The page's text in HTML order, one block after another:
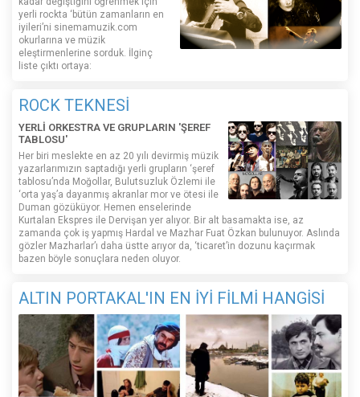
yerli rockta ‘bütün zamanların en
iyileri’ni sinemamuzik.com
okurlarına ve müzik
eleştirmenlerine sorduk. İlginç
liste çıktı ortaya:
ROCK TEKNESİ
YERLİ ORKESTRA VE GRUPLARIN 'ŞEREF
TABLOSU'
Her biri meslekte en az 20 yılı devirmiş müzik
yazarlarımızın saptadığı yerli grupların ‘şeref
tablosu’nda Moğollar, Bulutsuzluk Özlemi ile
‘orta yaş’a dayanmış akranlar mor ve ötesi ile
Duman gözüküyor. Hemen enselerinde
Kurtalan Ekspres ile Dervişan yer alıyor. Bir alt basamakta ise, az
zamanda çok iş yapmış Hardal ve Mazhar Fuat Özkan bulunuyor. Aslında
gözler Mazharlar’ı daha üstte arıyor da, ‘ticaret’in dozunu kaçırmak
bazen böyle sonuçlara neden oluyor.
ALTIN PORTAKAL'IN EN İYİ FİLMİ HANGİSİ